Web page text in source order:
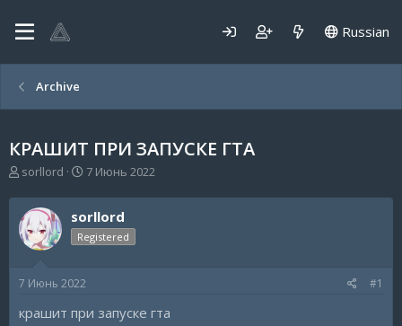
Russian
Archive
КРАШИТ ПРИ ЗАПУСКЕ ГТА
А
т
о
р
т
м
sorllord
Д
т
а
н
а
7 Июнь 2022
sorllord
Registered
7 Июнь 2022 #1
крашит при запуске гта